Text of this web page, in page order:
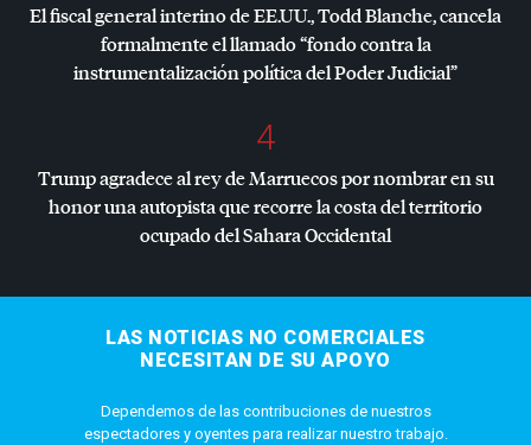
El fiscal general interino de EE.UU., Todd Blanche, cancela
formalmente el llamado “fondo contra la
instrumentalización política del Poder Judicial”
4
Trump agradece al rey de Marruecos por nombrar en su
honor una autopista que recorre la costa del territorio
ocupado del Sahara Occidental
LAS NOTICIAS NO COMERCIALES
NECESITAN DE SU APOYO
Dependemos de las contribuciones de nuestros
espectadores y oyentes para realizar nuestro trabajo.